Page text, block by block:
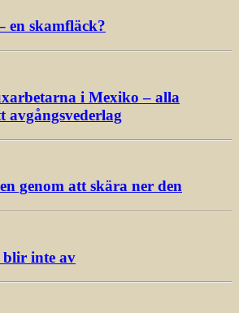
en skamfläck?
i Mexiko – alla
avgångsvederlag
genom att skära ner den
blir inte av